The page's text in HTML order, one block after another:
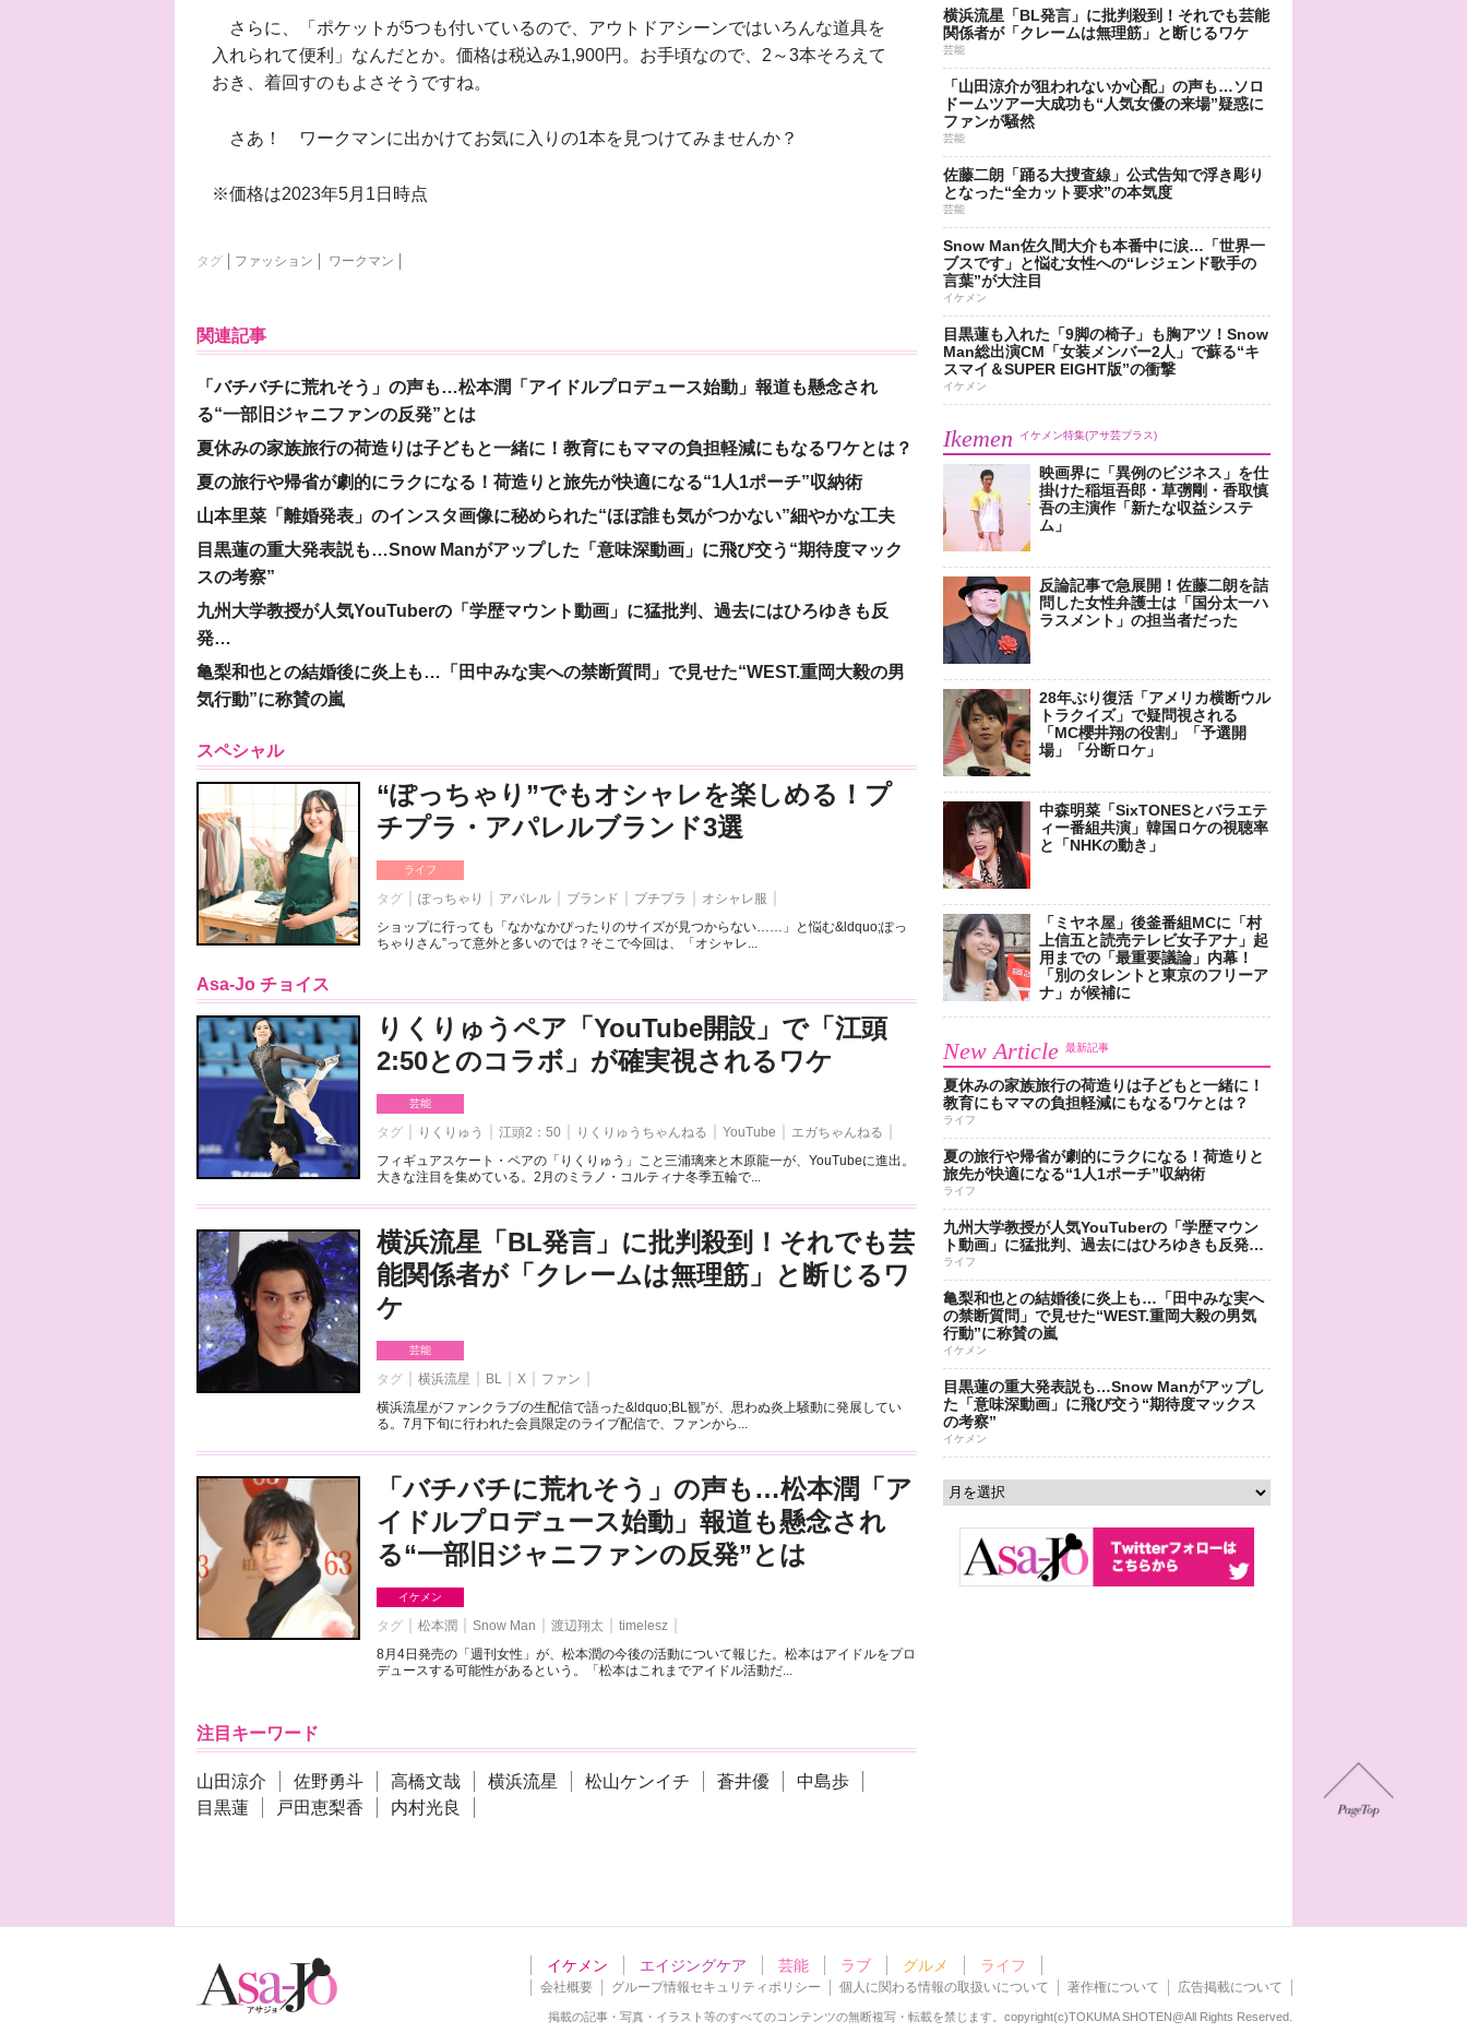
さらに、「ポケットが5つも付いているので、アウトドアシーンではいろんな道具を
入れられて便利」なんだとか。価格は税込み1,900円。お手頃なので、2～3本そろえて
おき、着回すのもよさそうですね。
さあ！ ワークマンに出かけてお気に入りの1本を見つけてみませんか？
※価格は2023年5月1日時点
タグ ファッション ワークマン
関連記事
「バチバチに荒れそう」の声も…松本潤「アイドルプロデュース始動」報道も懸念され
る“一部旧ジャニファンの反発”とは
夏休みの家族旅行の荷造りは子どもと一緒に！教育にもママの負担軽減にもなるワケとは？
夏の旅行や帰省が劇的にラクになる！荷造りと旅先が快適になる“1人1ポーチ”収納術
山本里菜「離婚発表」のインスタ画像に秘められた“ほぼ誰も気がつかない”細やかな工夫
目黒蓮の重大発表説も…Snow Manがアップした「意味深動画」に飛び交う“期待度マック
スの考察”
九州大学教授が人気YouTuberの「学歴マウント動画」に猛批判、過去にはひろゆきも反
発…
亀梨和也との結婚後に炎上も…「田中みな実への禁断質問」で見せた“WEST.重岡大毅の男
気行動”に称賛の嵐
スペシャル
“ぽっちゃり”でもオシャレを楽しめる！プ
チプラ・アパレルブランド3選
ライフ
タグ ぽっちゃり アパレル ブランド プチプラ
オシャレ服
ショップに行っても「なかなかぴったりのサイズが見つからない……」と悩む&ldquo;ぽっ
ちゃりさん”って意外と多いのでは？そこで今回は、「オシャレ...
Asa-Jo チョイス
りくりゅうペア「YouTube開設」で「江頭
2:50とのコラボ」が確実視されるワケ
芸能
タグ りくりゅう 江頭2：50 りくりゅうちゃんねる YouTube
エガちゃんねる
フィギュアスケート・ペアの「りくりゅう」こと三浦璃来と木原龍一が、YouTubeに進出。
大きな注目を集めている。2月のミラノ・コルティナ冬季五輪で...
横浜流星「BL発言」に批判殺到！それでも芸
能関係者が「クレームは無理筋」と断じるワ
ケ
芸能
タグ 横浜流星 BL X
ファン
横浜流星がファンクラブの生配信で語った&ldquo;BL観”が、思わぬ炎上騒動に発展してい
る。7月下旬に行われた会員限定のライブ配信で、ファンから...
「バチバチに荒れそう」の声も…松本潤「ア
イドルプロデュース始動」報道も懸念され
る“一部旧ジャニファンの反発”とは
イケメン
タグ 松本潤 Snow Man 渡辺翔太
timelesz
8月4日発売の「週刊女性」が、松本潤の今後の活動について報じた。松本はアイドルをプロ
デュースする可能性があるという。「松本はこれまでアイドル活動だ...
注目キーワード
山田涼介 佐野勇斗 高橋文哉 横浜流星 松山ケンイチ 蒼井優
中島歩
目黒蓮
戸田恵梨香 内村光良
横浜流星「BL発言」に批判殺到！それでも芸能
関係者が「クレームは無理筋」と断じるワケ
芸能
「山田涼介が狙われないか心配」の声も…ソロ
ドームツアー大成功も“人気女優の来場”疑惑に
ファンが騒然
芸能
佐藤二朗「踊る大捜査線」公式告知で浮き彫り
となった“全カット要求”の本気度
芸能
Snow Man佐久間大介も本番中に涙…「世界一
ブスです」と悩む女性への“レジェンド歌手の
言葉”が大注目
イケメン
目黒蓮も入れた「9脚の椅子」も胸アツ！Snow
Man総出演CM「女装メンバー2人」で蘇る“キ
スマイ＆SUPER EIGHT版”の衝撃
イケメン
Ikemen イケメン特集(アサ芸プラス)
映画界に「異例のビジネス」を仕
掛けた稲垣吾郎・草彅剛・香取慎
吾の主演作「新たな収益システ
ム」
反論記事で急展開！佐藤二朗を詰
問した女性弁護士は「国分太一ハ
ラスメント」の担当者だった
28年ぶり復活「アメリカ横断ウル
トラクイズ」で疑問視される
「MC櫻井翔の役割」「予選開
場」「分断ロケ」
中森明菜「SixTONESとバラエテ
ィー番組共演」韓国ロケの視聴率
と「NHKの動き」
「ミヤネ屋」後釜番組MCに「村
上信五と読売テレビ女子アナ」起
用までの「最重要議論」内幕！
「別のタレントと東京のフリーア
ナ」が候補に
New Article 最新記事
夏休みの家族旅行の荷造りは子どもと一緒に！
教育にもママの負担軽減にもなるワケとは？
ライフ
夏の旅行や帰省が劇的にラクになる！荷造りと
旅先が快適になる“1人1ポーチ”収納術
ライフ
九州大学教授が人気YouTuberの「学歴マウン
ト動画」に猛批判、過去にはひろゆきも反発…
ライフ
亀梨和也との結婚後に炎上も…「田中みな実へ
の禁断質問」で見せた“WEST.重岡大毅の男気
行動”に称賛の嵐
イケメン
目黒蓮の重大発表説も…Snow Manがアップし
た「意味深動画」に飛び交う“期待度マックス
の考察”
イケメン
イケメン エイジングケア 芸能 ラブ グルメ ライフ
会社概要 グループ情報セキュリティポリシー 個人に関わる情報の取扱いについて 著作権について 広告掲載について
掲載の記事・写真・イラスト等のすべてのコンテンツの無断複写・転載を禁じます。 copyright(c)TOKUMA SHOTEN@All Rights Reserved.